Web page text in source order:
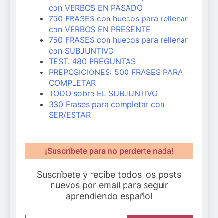
con VERBOS EN PASADO
750 FRASES con huecos para rellenar
con VERBOS EN PRESENTE
750 FRASES con huecos para rellenar
con SUBJUNTIVO
TEST. 480 PREGUNTAS
PREPOSICIONES: 500 FRASES PARA
COMPLETAR
TODO sobre EL SUBJUNTIVO
330 Frases para completar con
SER/ESTAR
¡Suscríbete para no perderte nada!
Suscríbete y recibe todos los posts
nuevos por email para seguir
aprendiendo español
Escribe aquí tu email